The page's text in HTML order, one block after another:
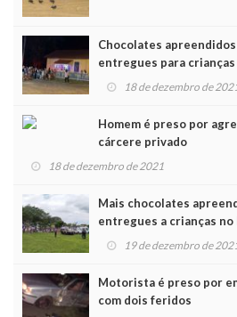
Chocolates
entregues para crianças
Noel 18 de dezembro de
Homem é preso por
cárcere privado
18 de dezembro de 2021
Mais chocolates
entregues a crianças
19 de dezembro de
Motorista é preso por
com dois feridos